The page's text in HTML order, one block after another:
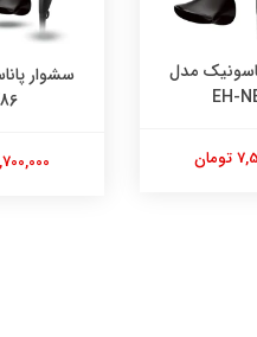
سشوار پاناسونیک مدل
8,700,000 تومان